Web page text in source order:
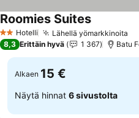
2 Tähtiluokitus
Hotelli Lähellä yömarkkinoita
Roomies SuitesKatso
8,3 Erittäin hyvä 1 367 Batu
Alkaen 15 €
Näytä hinnat 6 sivustolta